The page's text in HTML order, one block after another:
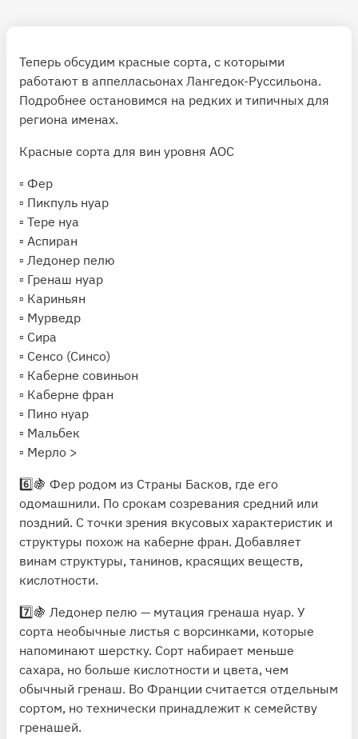
Теперь обсудим красные сорта, с которыми
работают в аппелласьонах Лангедок-Руссильона.
Подробнее остановимся на редких и типичных для
региона именах.
Красные сорта для вин уровня AOC
▫️ Фер
▫️ Пикпуль нуар
▫️ Тере нуа
▫️ Аспиран
▫️ Ледонер пелю
▫️ Гренаш нуар
▫️ Кариньян
▫️ Мурведр
▫️ Сира
▫ Сенсо (Синсо)
▫ Каберне совиньон
▫ Каберне фран
▫ Пино нуар
▫ Мальбек
▫ Мерло >
6️⃣🍇 Фер родом из Страны Басков, где его
одомашнили. По срокам созревания средний или
поздний. С точки зрения вкусовых характеристик и
структуры похож на каберне фран. Добавляет
винам структуры, танинов, красящих веществ,
кислотности.
7️⃣🍇 Ледонер пелю — мутация гренаша нуар. У
сорта необычные листья с ворсинками, которые
напоминают шерстку. Сорт набирает меньше
сахара, но больше кислотности и цвета, чем
обычный гренаш. Во Франции считается отдельным
сортом, но технически принадлежит к семейству
гренашей.